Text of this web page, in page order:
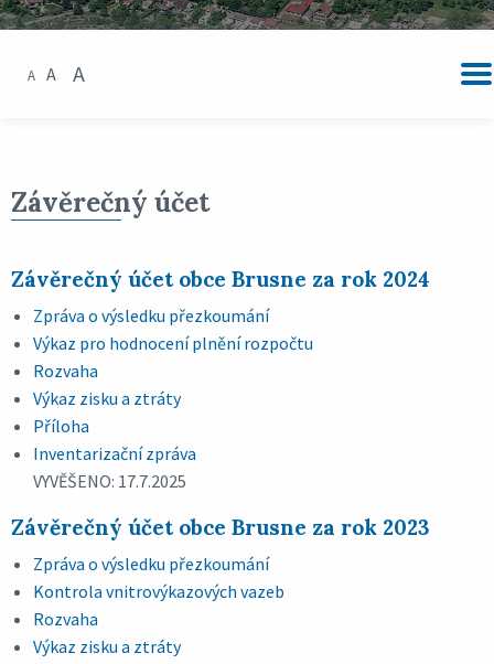
A A A
Závěrečný účet
Závěrečný účet obce Brusne za rok 2024
Zpráva o výsledku přezkoumání
Výkaz pro hodnocení plnění rozpočtu
Rozvaha
Výkaz zisku a ztráty
Příloha
Inventarizační zpráva
VYVĚŠENO: 17.7.2025
Závěrečný účet obce Brusne za rok 2023
Zpráva o výsledku přezkoumání
Kontrola vnitrovýkazových vazeb
Rozvaha
Výkaz zisku a ztráty